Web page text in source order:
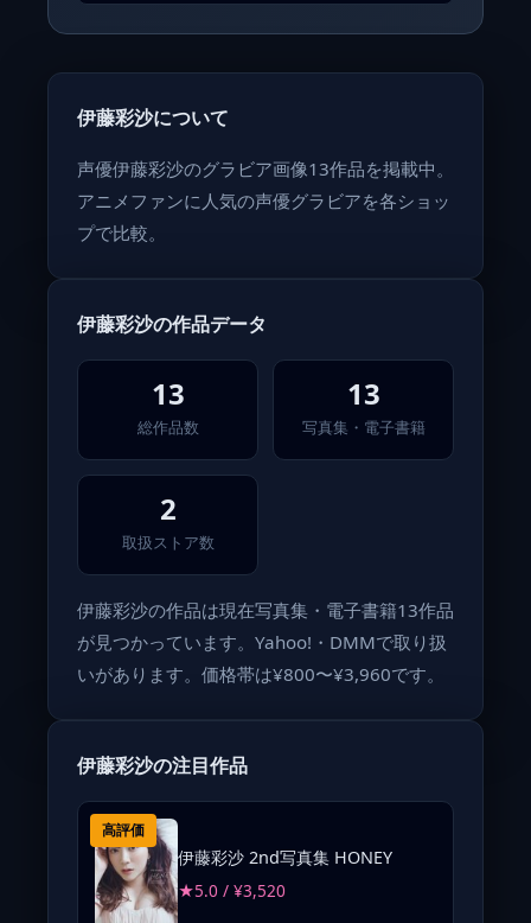
伊藤彩沙について
声優伊藤彩沙のグラビア画像13作品を掲載中。
アニメファンに人気の声優グラビアを各ショッ
プで比較。
伊藤彩沙の作品データ
13
総作品数
13
写真集・電子書籍
2
取扱ストア数
伊藤彩沙の作品は現在写真集・電子書籍13作品
が見つかっています。Yahoo!・DMMで取り扱
いがあります。価格帯は¥800〜¥3,960です。
伊藤彩沙の注目作品
高評価
伊藤彩沙 2nd写真集 HONEY
★5.0 / ¥3,520